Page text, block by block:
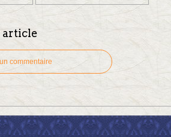
article
commentaire